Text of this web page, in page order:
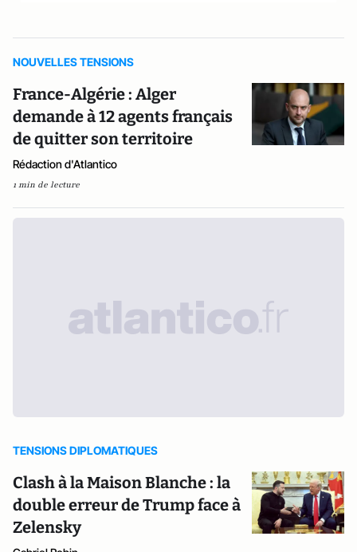
NOUVELLES TENSIONS
France-Algérie : Alger
demande à 12 agents français
de quitter son territoire
Rédaction d'Atlantico
1 min de lecture
TENSIONS DIPLOMATIQUES
Clash à la Maison Blanche : la
double erreur de Trump face à
Zelensky